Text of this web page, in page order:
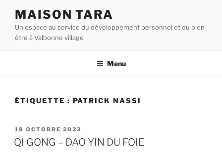
contenu
principal
MAISON TARA
Un espace au service du développement personnel et du bien-
être à Valbonne village
Menu
ÉTIQUETTE : PATRICK NASSI
PUBLIÉ
LE
18 OCTOBRE 2023
QI GONG – DAO YIN DU FOIE